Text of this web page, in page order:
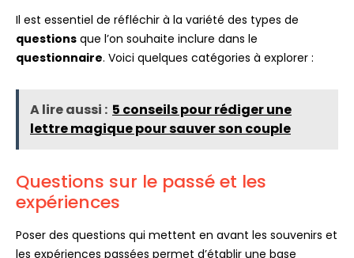
Il est essentiel de réfléchir à la variété des types de
questions que l’on souhaite inclure dans le
questionnaire. Voici quelques catégories à explorer :
A lire aussi : 5 conseils pour rédiger une
lettre magique pour sauver son couple
Questions sur le passé et les
expériences
Poser des questions qui mettent en avant les souvenirs et
les expériences passées permet d’établir une base